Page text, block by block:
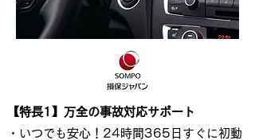
【特長1】万全の事故対応サポート
・いつでも安心！24時間365日すぐに初動